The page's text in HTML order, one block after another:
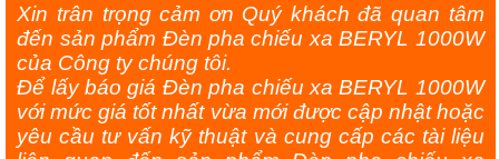
Xin trân trọng cảm ơn Quý khách đã quan tâm
đến sản phẩm Đèn pha chiếu xa BERYL 1000W
của Công ty chúng tôi.
Để lấy báo giá Đèn pha chiếu xa BERYL 1000W
với mức giá tốt nhất vừa mới được cập nhật hoặc
yêu cầu tư vấn kỹ thuật và cung cấp các tài liệu